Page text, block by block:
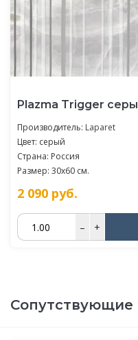
Plazma Trigger
Производитель: Laparet
Цвет: серый
Страна: Россия
Размер: 30x60 см.
2 090 руб.
– +
Сопутствующие